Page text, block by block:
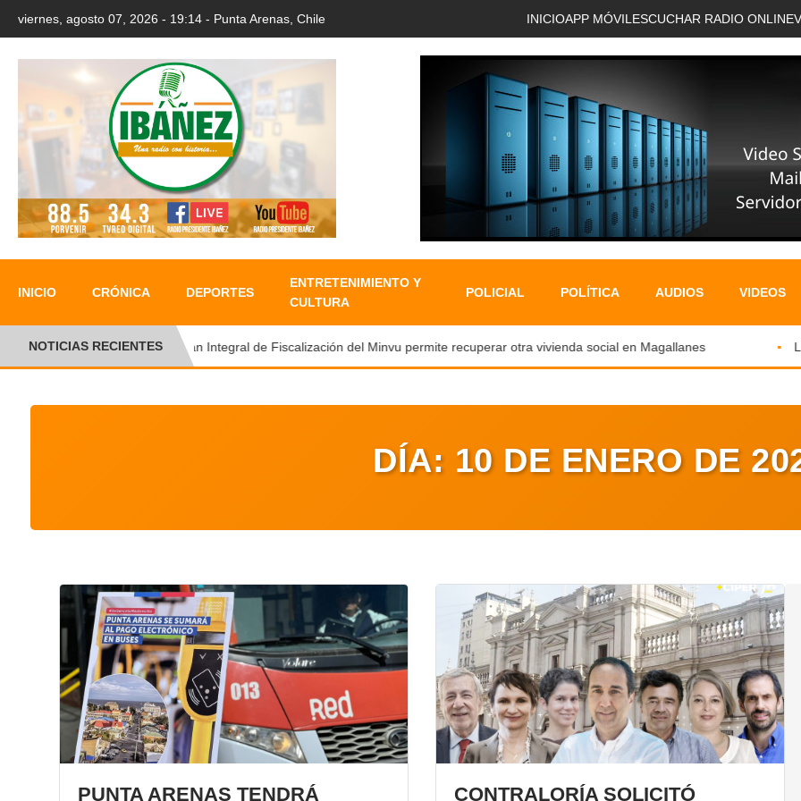
viernes, agosto 07, 2026 - 19:14 - Punta Arenas, Chile INICIOAPP MÓVIL ESCUCHAR RADIO ONLINE
INICIO CRÓNICA DEPORTES
ENTRETENIMIENTO Y
CULTURA
POLICIAL POLÍTICA AUDIOS VIDEOS
NOTICIAS RECIENTESPlan Integral de Fiscalización del Minvu permite recuperar otra vivienda social en Magallanes
DÍA: 10 DE ENERO DE
PUNTA ARENAS TENDRÁ CONTRALORÍA SOLICITÓ